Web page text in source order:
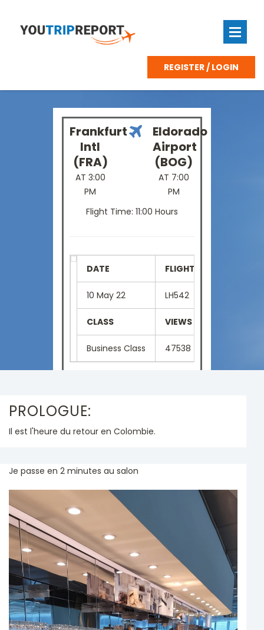
REGISTER / LOGIN
Frankfurt
Intl
(FRA)
AT 3:00
PM
Eldorado
Airport
(BOG)
AT 7:00
PM
Flight Time: 11:00 Hours
DATE FLIGHT NUMBER
10 May 22 LH542
CLASS VIEWS
Business Class 47538
PROLOGUE:
Il est l'heure du retour en Colombie.
Je passe en 2 minutes au salon